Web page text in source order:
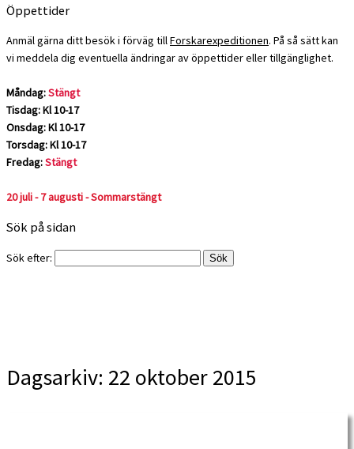
Öppettider
Anmäl gärna ditt besök i förväg tillForskarexpeditionen. På så sätt kan
vi meddela dig eventuella ändringar av öppettider eller tillgänglighet.
Måndag:Stängt
Tisdag: Kl 10-17
Onsdag: Kl 10-17
Torsdag: Kl 10-17
Fredag:Stängt
20 juli - 7 augusti - Sommarstängt
Sök på sidan
Sök efter:
Dagsarkiv: 22 oktober 2015